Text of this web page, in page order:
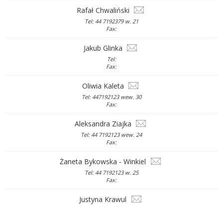
Rafał Chwaliński
Tel: 44 7192379 w. 21
Fax:
Jakub Glinka
Tel:
Fax:
Oliwia Kaleta
Tel: 447192123 wew. 30
Fax:
Aleksandra Ziajka
Tel: 44 7192123 wew. 24
Fax:
Żaneta Bykowska - Winkiel
Tel: 44 7192123 w. 25
Fax:
Justyna Krawul